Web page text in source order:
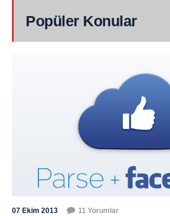
Popüler Konular
07 Ekim 2013 11 Yorumlar